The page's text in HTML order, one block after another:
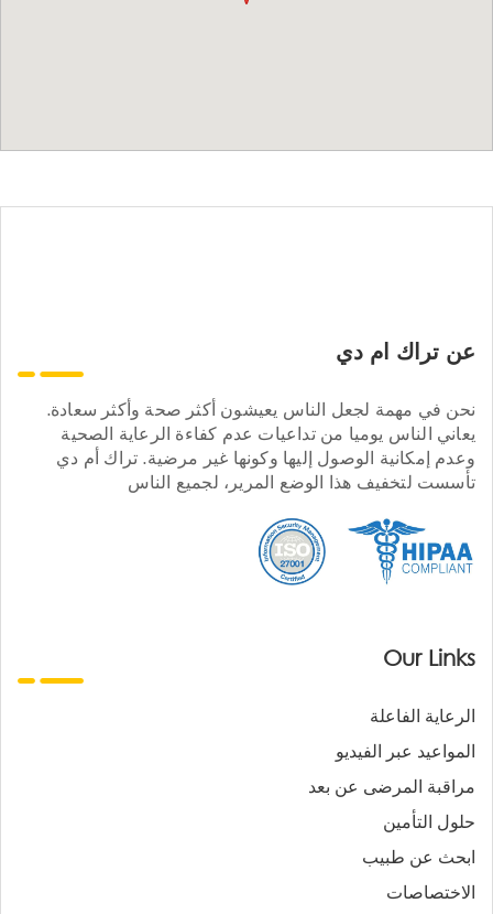
عن تراك ام دي
نحن في مهمة لجعل الناس يعيشون أكثر صحة وأكثر سعادة.
يعاني الناس يوميا من تداعيات عدم كفاءة الرعاية الصحية
وعدم إمكانية الوصول إليها وكونها غير مرضية. تراك أم دي
تأسست لتخفيف هذا الوضع المرير، لجميع الناس
Our Links
الرعاية الفاعلة
المواعيد عبر الفيديو
مراقبة المرضى عن بعد
حلول التأمين
ابحث عن طبيب
الاختصاصات